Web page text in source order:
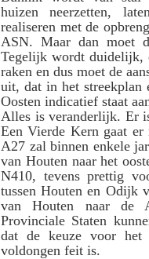
huizen neerzetten,
realiseren met de
ASN. Maar dan moet
Tegelijk wordt duidelijk,
raken en dus moet de
uit, dat in het streekplan
Oosten indicatief staat
Alles is veranderlijk. Er
Een Vierde Kern gaat
A27 zal binnen enkele
van Houten naar het
N410, tevens prettig
tussen Houten en Odijk
van Houten naar de
Provinciale Staten
dat de keuze voor het
voldongen feit is.